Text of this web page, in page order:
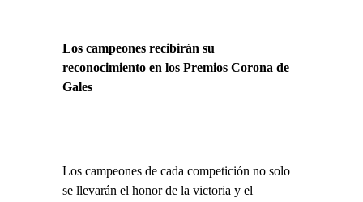
Los campeones recibirán su
reconocimiento en los Premios Corona de
Gales
Los campeones de cada competición no solo
se llevarán el honor de la victoria y el